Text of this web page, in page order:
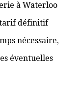
à Waterloo
définitif
nécessaire,
éventuelles